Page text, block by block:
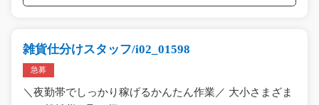
雑貨仕分けスタッフ/i02_01598
急募
＼夜勤帯でしっかり稼げるかんたん作業／ 大小さまざま